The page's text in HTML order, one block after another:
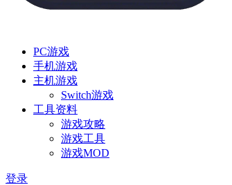
PC游戏
手机游戏
主机游戏
Switch游戏
工具资料
游戏攻略
游戏工具
游戏MOD
登录